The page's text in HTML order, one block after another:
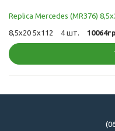
Replica Mercedes (MR376)
8,5x20 5x112 4 шт.